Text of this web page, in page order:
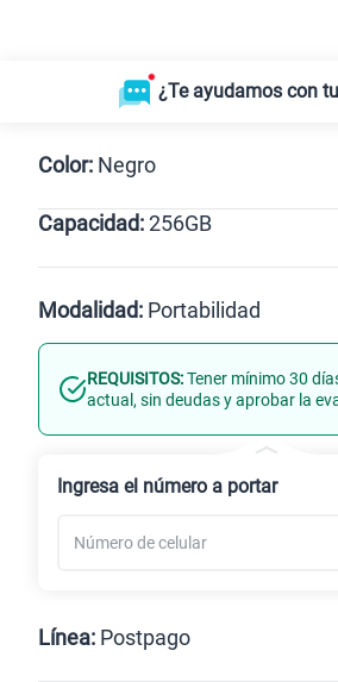
¿Te ayudamos con
Color: Negro
Negro
Capacidad:256GB
256GB
Modalidad: Portabilidad
Línea Nueva
REQUISITOS:Tener mínimo 30
actual, sin deudas y aprobar la
Ingresa el número a portar
Línea: Postpago